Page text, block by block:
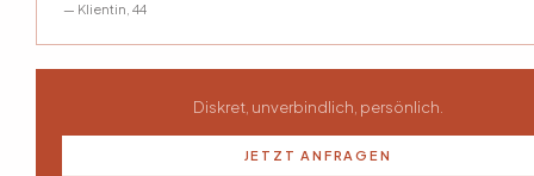
— Klientin, 44
Diskret, unverbindlich, persönlich.
JETZT ANFRAGEN